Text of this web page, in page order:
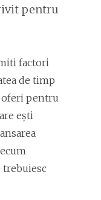
pentru
factori
de timp
oferi pentru
ești